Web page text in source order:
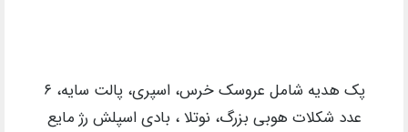
پک هدیه شامل عروسک خرس، اسپری، پالت سایه، ۶
عدد شکلات هوبی بزرگ، نوتلا ، بادی اسپلش رژ مایع